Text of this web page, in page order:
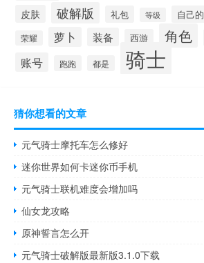
皮肤 破解版 礼包 等级 自己的
荣耀 萝卜 装备 西游 角色
账号 跑跑 都是 骑士
猜你想看的文章
元气骑士摩托车怎么修好
迷你世界如何卡迷你币手机
元气骑士联机难度会增加吗
仙女龙攻略
原神誓言怎么开
元气骑士破解版最新版3.1.0下载